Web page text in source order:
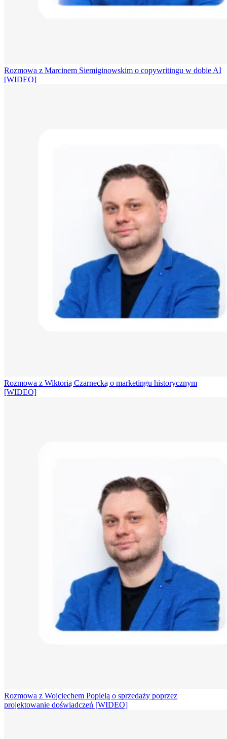
Rozmowa z Marcinem Siemiginowskim o copywritingu w dobie AI
[WIDEO]
Rozmowa z Wiktorią Czarnecką o marketingu historycznym
[WIDEO]
Rozmowa z Wojciechem Popielą o sprzedaży poprzez
projektowanie doświadczeń [WIDEO]